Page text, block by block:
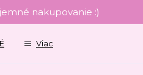
nakupovanie :)
Viac